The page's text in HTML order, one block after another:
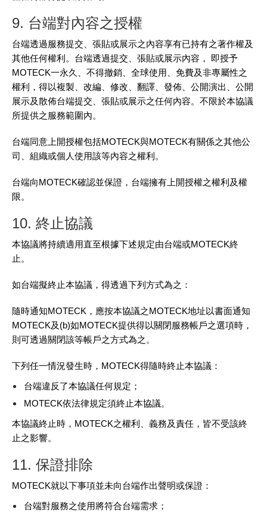
9. 台端對內容之授權
台端透過服務提交、張貼或展示之內容享有已持有之著作權及
其他任何權利。台端透過提交、張貼或展示內容， 即授予
MOTECK一永久、不得撤銷、全球使用、免費及非專屬性之
權利，得以複製、改編、修改、翻譯、發佈、公開演出、公開
展示及散佈台端提交、張貼或展示之任何內容。不限於本協議
所提供之服務範圍內。
台端同意上開授權包括MOTECK與MOTECK有關係之其他公
司、組織或個人使用該等內容之權利。
台端向MOTECK確認並保證，台端擁有上開授權之權利及權
限。
10. 終止協議
本協議將持續適用直至根據下述規定由台端或MOTECK終
止。
如台端擬終止本協議，得透過下列方式為之：
隨時通知MOTECK，應按本協議之MOTECK地址以書面通知
MOTECK及(b)如MOTECK提供得以關閉服務帳戶之選項時，
則可透過關閉該等帳戶之方式為之。
下列任一情況發生時，MOTECK得隨時終止本協議：
台端違反了本協議任何規定；
MOTECK依法律規定須終止本協議。
本協議終止時，MOTECK之權利、義務及責任，皆不受該終
止之影響。
11. 保證排除
MOTECK就以下事項並未向台端作出聲明或保證：
台端對服務之使用將符合台端需求；